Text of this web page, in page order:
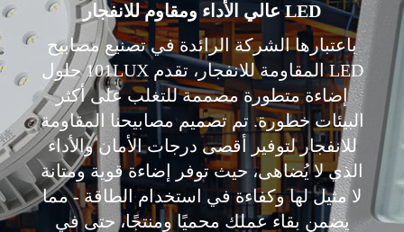
LED عالي الأداء ومقاوم للانفجار
باعتبارها الشركة الرائدة في تصنيع مصابيح
LED المقاومة للانفجار، تقدم 101LUX حلول
إضاءة متطورة مصممة للتغلب على أكثر
البيئات خطورة. تم تصميم مصابيحنا المقاومة
للانفجار لتوفير أقصى درجات الأمان والأداء
الذي لا يُضاهى، حيث توفر إضاءة قوية ومتانة
لا مثيل لها وكفاءة في استخدام الطاقة - مما
يضمن بقاء عملك محميًا ومنتجًا، حتى في